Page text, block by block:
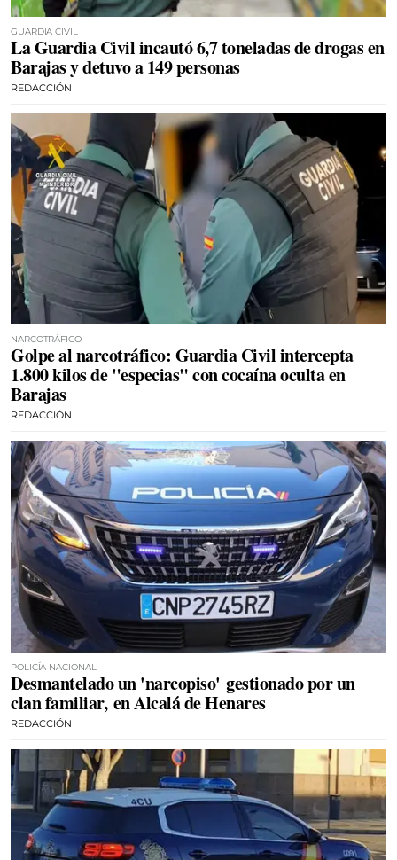
GUARDIA CIVIL
La Guardia Civil incautó 6,7 toneladas de drogas en
Barajas y detuvo a 149 personas
REDACCIÓN
NARCOTRÁFICO
Golpe al narcotráfico: Guardia Civil intercepta
1.800 kilos de "especias" con cocaína oculta en
Barajas
REDACCIÓN
POLICÍA NACIONAL
Desmantelado un 'narcopiso' gestionado por un
clan familiar, en Alcalá de Henares
REDACCIÓN